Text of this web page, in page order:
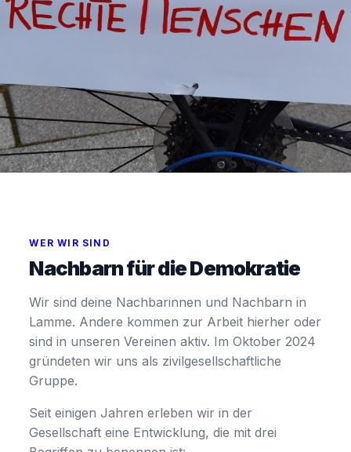
Demokratie in Lamme
Wir sind deine Nachbarinnen und Nachbarn.
Gemeinsam setzen wir uns für ein offenes,
tolerantes Miteinander in unserem Stadtteil ein.
WER WIR SIND
Nachbarn für die Demokratie
Wir sind deine Nachbarinnen und Nachbarn in
Lamme. Andere kommen zur Arbeit hierher oder
sind in unseren Vereinen aktiv. Im Oktober 2024
gründeten wir uns als zivilgesellschaftliche
Gruppe.
Seit einigen Jahren erleben wir in der
Gesellschaft eine Entwicklung, die mit drei